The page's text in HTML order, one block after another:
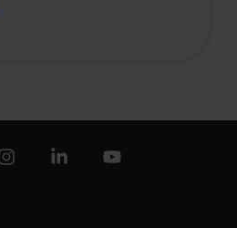
InstagramLinkedin